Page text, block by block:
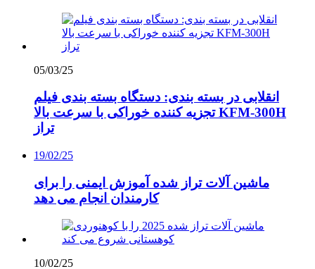
05/03/25
انقلابی در بسته بندی: دستگاه بسته بندی فیلم
تجزیه کننده خوراکی با سرعت بالا KFM-300H
تراز
19/02/25
ماشین آلات تراز شده آموزش ایمنی را برای
کارمندان انجام می دهد
10/02/25